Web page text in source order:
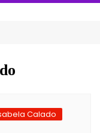
Calado